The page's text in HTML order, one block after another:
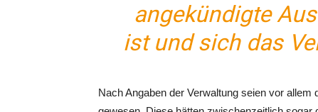
angekündigte
ist und sich das
Nach Angaben der Verwaltung seien vor allem